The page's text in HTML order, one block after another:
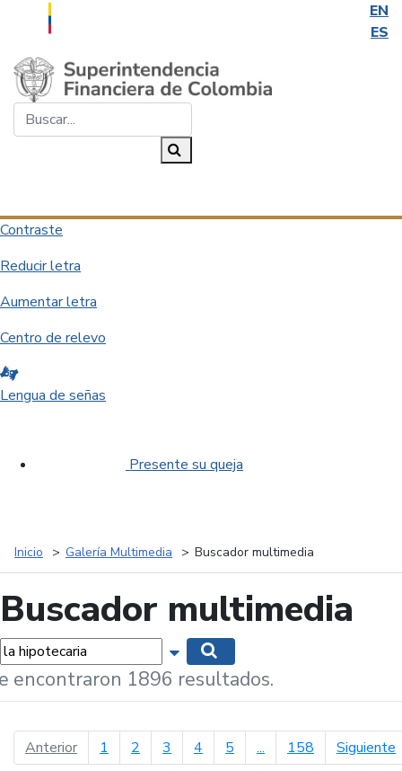
EN
ES
Saltar al contenido principal
Contraste
Reducir letra
Aumentar letra
Centro de relevo
Lengua de señas
Presente su queja
Inicio Galería Multimedia Buscador multimedia
Buscador multimedia
Mostrar opciones de búsqueda
encontraron 1896 resultados.
Anteriorpágina anterior
1 2 3 4 5 ... 158 Siguiente